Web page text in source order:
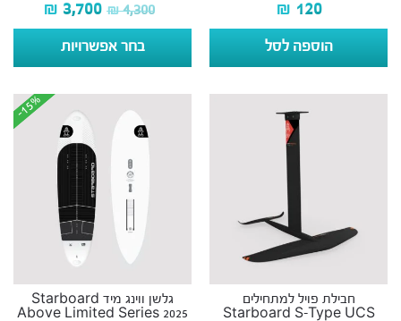
₪ 120
הוספה לסל
₪4,300
₪ 3,700
בחר אפשרויות
חבילת פויל למתחילים
Starboard S-Type UCS
-15%
-15%
גלשן ווינג מיד Starboard
Above Limited Series 2025